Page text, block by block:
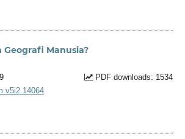
Manusia?
PDF downloads: 1534